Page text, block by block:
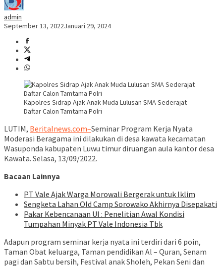
admin
September 13, 2022Januari 29, 2024
Kapolres Sidrap Ajak Anak Muda Lulusan SMA Sederajat
Daftar Calon Tamtama Polri
LUTIM, BeritaInews.com–Seminar Program Kerja Nyata
Moderasi Beragama ini dilakukan di desa kawata kecamatan
Wasuponda kabupaten Luwu timur diruangan aula kantor desa
Kawata. Selasa, 13/09/2022.
Bacaan Lainnya
PT Vale Ajak Warga Morowali Bergerak untuk Iklim
Sengketa Lahan Old Camp Sorowako Akhirnya Disepakati
Pakar Kebencanaan UI : Penelitian Awal Kondisi
Tumpahan Minyak PT Vale Indonesia Tbk
Adapun program seminar kerja nyata ini terdiri dari 6 poin,
Taman Obat keluarga, Taman pendidikan Al – Quran, Senam
pagi dan Sabtu bersih, Festival anak Sholeh, Pekan Seni dan